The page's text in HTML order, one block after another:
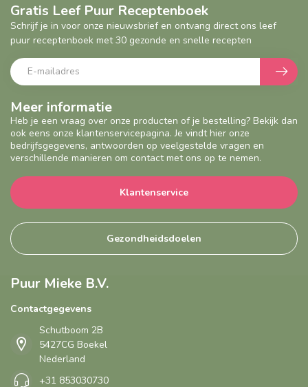
Meer informatie
Heb je een vraag over onze producten of je bestelling? Bekijk dan
ook eens onze klantenservicepagina. Je vindt hier onze
bedrijfsgegevens, antwoorden op veelgestelde vragen en
verschillende manieren om contact met ons op te nemen.
Klantenservice
Gezondheidsdoelen
Gratis Leef Puur Receptenboek
Schrijf je in voor onze nieuwsbrief en ontvang direct ons leef
puur receptenboek met 30 gezonde en snelle recepten
Puur Mieke B.V.
Contactgegevens
Schutboom 2B
5427CG Boekel
Nederland
+31 853030730